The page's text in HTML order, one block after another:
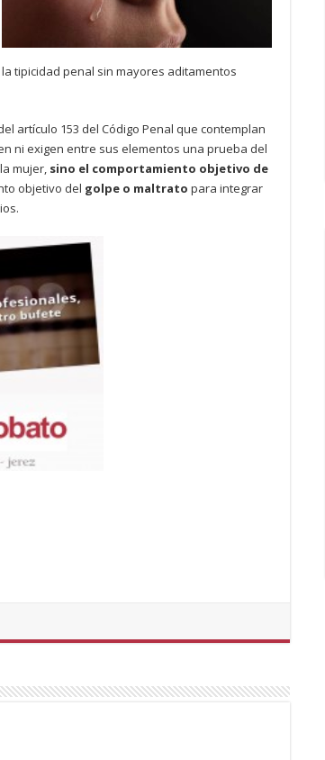
tipicidad penal sin mayores aditamentos
artículo 153 del Código Penal que contemplan
ni exigen entre sus elementos una prueba del
mujer, sino el comportamiento objetivo de
objetivo del golpe o maltrato para integrar